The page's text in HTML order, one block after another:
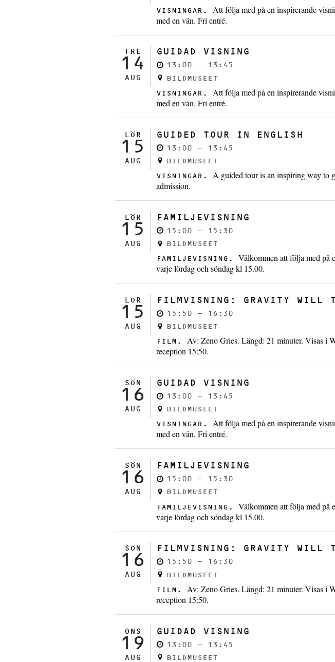
VISNINGAR. Att följa med på en inspirerande
med en vän. Fri entré.
FRE
14
AUG
GUIDAD VISNING
13:00 - 13:45
BILDMUSEET
VISNINGAR. Att följa med på en inspirerande
med en vän. Fri entré.
LÖR
15
AUG
GUIDED TOUR IN ENGLISH
13:00 - 13:45
BILDMUSEET
VISNINGAR. A guided tour is an inspiring way to
admission.
LÖR
15
AUG
FAMILJEVISNING
15:00 - 15:30
BILDMUSEET
FAMILJEVISNING. Välkommen att följa med på
varje lördag och söndag kl 15.00.
LÖR
15
AUG
FILMVISNING: GRAVITY WILL
15:50 - 16:30
BILDMUSEET
FILM. Av: Zeno Gries. Längd: 21 minuter. Visas i
reception 15:50.
SÖN
16
AUG
GUIDAD VISNING
13:00 - 13:45
BILDMUSEET
VISNINGAR. Att följa med på en inspirerande
med en vän. Fri entré.
SÖN
16
AUG
FAMILJEVISNING
15:00 - 15:30
BILDMUSEET
FAMILJEVISNING. Välkommen att följa med på
varje lördag och söndag kl 15.00.
SÖN
16
AUG
FILMVISNING: GRAVITY WILL
15:50 - 16:30
BILDMUSEET
FILM. Av: Zeno Gries. Längd: 21 minuter. Visas i
reception 15:50.
ONS
19
AUG
GUIDAD VISNING
13:00 - 13:45
BILDMUSEET